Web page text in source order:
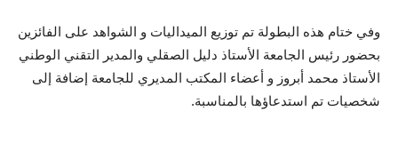
وفي ختام هذه البطولة تم توزيع الميداليات و الشواهد على الفائزين
بحضور رئيس الجامعة الأستاذ دليل الصقلي والمدير التقني الوطني
الأستاذ محمد أبروز و أعضاء المكتب المديري للجامعة إضافة إلى
شخصيات تم استدعاؤها بالمناسبة.